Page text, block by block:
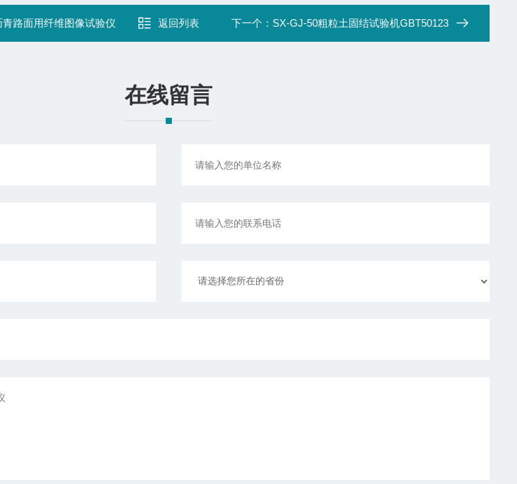
青路面用纤维图像试验仪 返回列表 下一个： SX-GJ-50粗粒土固结试验机GBT50123
在线留言